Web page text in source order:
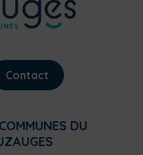
Contact
DU